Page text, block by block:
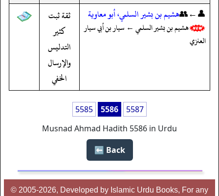
👤←👥هشيم بن بشير السلمي، أبو معاوية
هشيم بن بشير السلمي ← سيار بن أبي سيار
العنزي
ثقة ثبت
كثير
التدليس
والإرسال
الخفي
5585 5586
5587
Musnad Ahmad Hadith 5586 in Urdu
Back ⬅️
© 2005-2026, Developed by Islamic Urdu Books, For any